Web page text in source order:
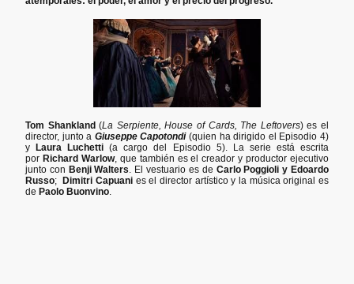
Tom Shankland(La Serpiente, House of Cards, The Leftovers) es el
director, junto a Giuseppe Capotondi(quien ha dirigido el Episodio 4)
yLaura Luchetti (a cargo del Episodio 5). La serie está escrita
por Richard Warlow, que también es el creador y productor ejecutivo
junto con Benji Walters . El vestuario es de Carlo Poggioli y Edoardo
Russo;Dimitri Capuani es el director artístico y la música original es
de Paolo Buonvino